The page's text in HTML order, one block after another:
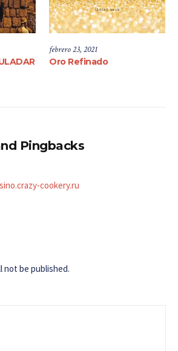
febrero 23, 2021
Oro Refinado
Pingbacks
cookery.ru
not be published.